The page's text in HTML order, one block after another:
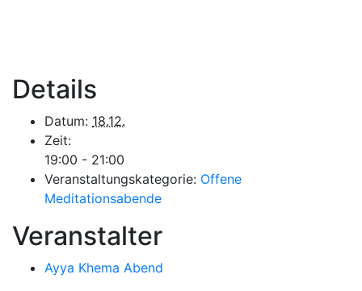
Details
Datum: 18.12.
Zeit:
19:00 - 21:00
Veranstaltungskategorie: Offene
Meditationsabende
Veranstalter
Ayya Khema Abend